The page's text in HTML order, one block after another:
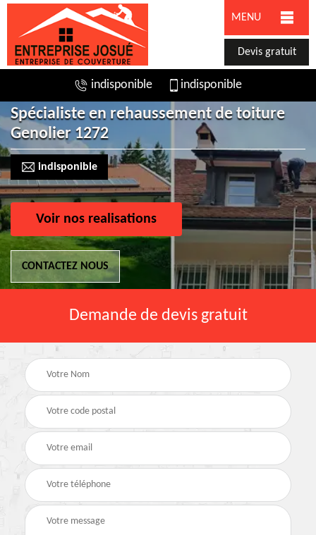
MENU
Devis gratuit
indisponible indisponible
Spécialiste en rehaussement de toiture
Genolier 1272
indisponible
Voir nos realisations
CONTACTEZ NOUS
Demande de devis gratuit